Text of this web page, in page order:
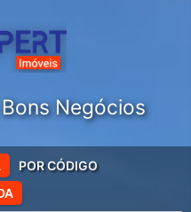
Negócios
POR CÓDIGO